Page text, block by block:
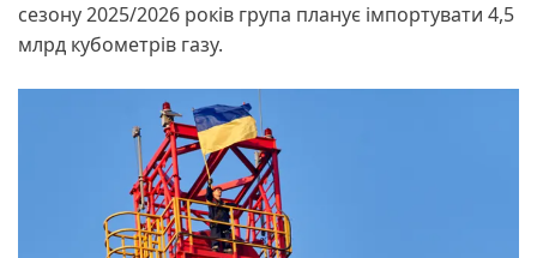
сезону 2025/2026 років група планує імпортувати 4,5
млрд кубометрів газу.